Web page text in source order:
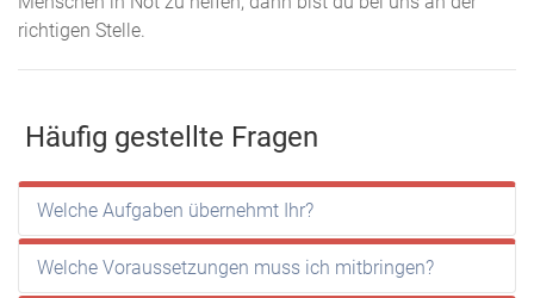
richtigen Stelle.
Häufig gestellte Fragen
Welche Aufgaben übernehmt Ihr?
Welche Voraussetzungen muss ich mitbringen?